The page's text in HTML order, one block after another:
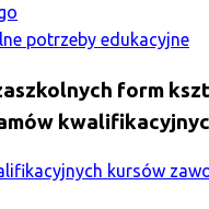
potrzeby edukacyjne
form
kursów